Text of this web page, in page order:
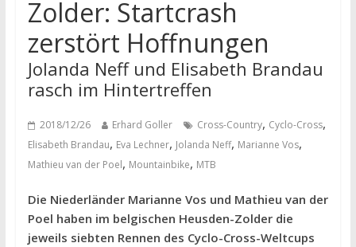
Zolder: Startcrash
zerstört Hoffnungen
Jolanda Neff und Elisabeth Brandau
rasch im Hintertreffen
2018/12/26 Erhard Goller Cross-Country, Cyclo-Cross,
Elisabeth Brandau, Eva Lechner, Jolanda Neff, Marianne Vos,
Mathieu van der Poel, Mountainbike, MTB
Die Niederländer Marianne Vos und Mathieu van der
Poel haben im belgischen Heusden-Zolder die
jeweils siebten Rennen des Cyclo-Cross-Weltcups